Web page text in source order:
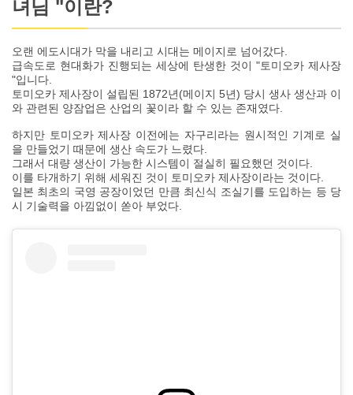
녀님 "이란?
오랜 에도시대가 막을 내리고 시대는 메이지로 넘어갔다.
급속도로 현대화가 진행되는 세상에 탄생한 것이 "토미오카 제사장
"입니다.
토미오카 제사장이 설립된 1872년(메이지 5년) 당시 생사 생산과 이
와 관련된 양잠업은 산업의 꽃이라 할 수 있는 존재였다.
하지만 토미오카 제사장 이전에는 자구리라는 원시적인 기계로 실
을 만들었기 때문에 생산 속도가 느렸다.
그래서 대량 생산이 가능한 시스템이 절실히 필요했던 것이다.
이를 타개하기 위해 세워진 것이 토미오카 제사장이라는 것이다.
일본 최초의 국영 공장이었던 만큼 최신식 조실기를 도입하는 등 당
시 기술력을 아낌없이 쏟아 부었다.